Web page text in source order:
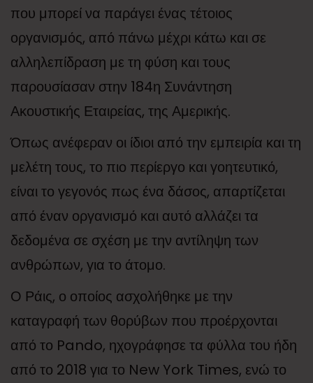
που μπορεί να παράγει ένας τέτοιος
οργανισμός, από πάνω μέχρι κάτω και σε
αλληλεπίδραση με τη φύση και τους
παρουσίασαν στην 184η Συνάντηση
Ακουστικής Εταιρείας, της Αμερικής.
Όπως ανέφεραν οι ίδιοι από την εμπειρία και τη
μελέτη τους, το πιο περίεργο και γοητευτικό,
είναι το γεγονός πως ένα δάσος, απαρτίζεται
από έναν οργανισμό και αυτό αλλάζει τα
δεδομένα σε σχέση με την αντίληψη των
ανθρώπων, για το άτομο.
Ο Ράις, ο οποίος ασχολήθηκε με την
καταγραφή των θορύβων που προέρχονται
από το Pando, ηχογράφησε τα φύλλα του ήδη
από το 2018 για το New York Times, ενώ το